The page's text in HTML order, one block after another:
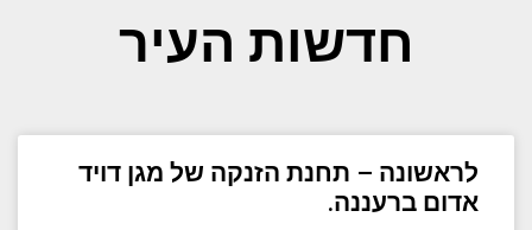
חדשות העיר
לראשונה – תחנת הזנקה של מגן דויד
אדום ברעננה.